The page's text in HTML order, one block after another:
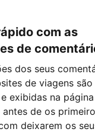
com as
de
dos seus
de viagens são
exibidas na
de os
deixarem os